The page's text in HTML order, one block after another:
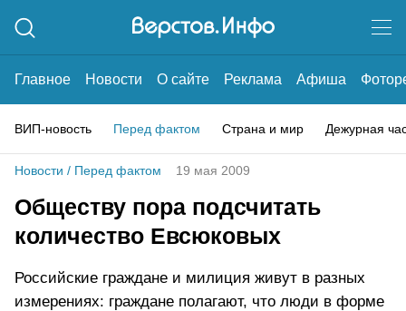
Главное Новости О сайте Реклама Афиша
ВИП-новость Перед фактом Страна и мир Дежурная
Новости / Перед фактом 19 мая 2009
Обществу пора подсчитать
количество Евсюковых
Российские граждане и милиция живут в разных
измерениях: граждане полагают, что люди в форме